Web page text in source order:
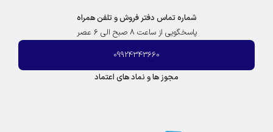
شماره تماس دفتر فروش و تلفن همراه
پاسخگویی از ساعت 8 صبح الی 6 عصر
09924343660
مجوز ها و نماد های اعتماد